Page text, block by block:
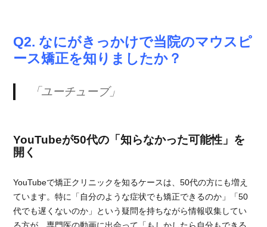
Q2. なにがきっかけで当院のマウスピ
ース矯正を知りましたか？
「ユーチューブ」
YouTubeが50代の「知らなかった可能性」を
開く
YouTubeで矯正クリニックを知るケースは、50代の方にも増え
ています。特に「自分のような症状でも矯正できるのか」「50
代でも遅くないのか」という疑問を持ちながら情報収集してい